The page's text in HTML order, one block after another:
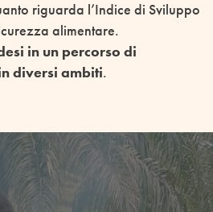
riguarda l’Indice di Sviluppo
alimentare.
in un percorso di
diversi ambiti.